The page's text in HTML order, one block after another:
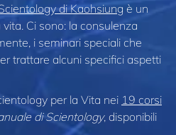
di Kaohsiungè un
Ci sono: la consulenza
i seminari speciali che
trattare alcuni specifici aspetti
per la Vita nei 19 corsi
di Scientology, disponibili